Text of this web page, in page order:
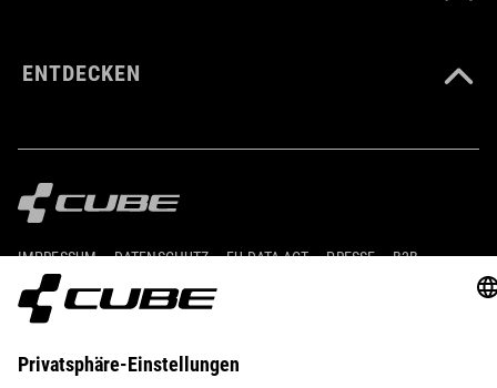
ENTDECKEN
IMPRESSUM DATENSCHUTZ EU DATA ACT PRESSE B2B